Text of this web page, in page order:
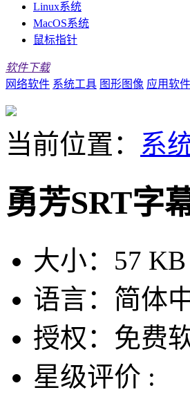
Linux系统
MacOS系统
鼠标指针
软件下载
网络软件 系统工具 图形图像 应用软件
当前位置： 系
勇芳SRT字
大小： 57 KB
语言： 简体
授权： 免费
星级评价 :